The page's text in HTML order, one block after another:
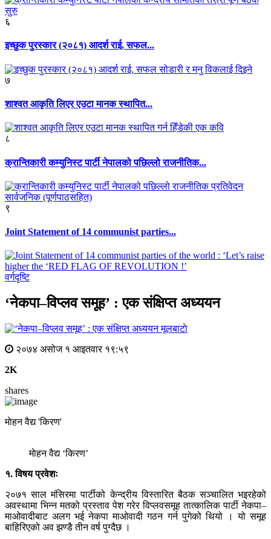
६
इच्छुक पुरस्कार (२०८१) आदर्श राई, सफल...
७
शाश्वत आकृति लिएर एउटा मानक स्थापित...
८
क्रान्तिकारी कम्युनिस्ट पार्टी नेपालको पछिल्लो राजनीतिक...
९
Joint Statement of 14 communist parties...
वर्गदृष्टि
‘नेकपा–विप्लव समूह’ : एक संक्षिप्त अध्ययन
मूलबाटाे
२०७४ असोज १ आइतवार १९:५९
2K
shares
माेहन वैद्य 'किरण'
माेहन वैद्य ‘किरण’
१. विषय प्रवेशः
२०७१ साल मंसिरमा पार्टीको केन्द्रीय विस्तारित बैठक सञ्चालित भइरहेको
अवस्थामा भिन्न मतको प्रस्ताव पेश गरेर विप्लवसमूह तात्कालिक पार्टी नेकपा–
माओवादीबाट अलग भई नेकपा माओवादी गठन गर्न पुगेको थियो । यो समूह
बाहिरिएको अव झण्डै तीन वर्ष पुग्दैछ ।